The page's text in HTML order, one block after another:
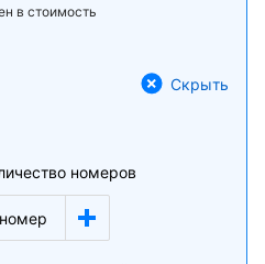
в стоимость
Скрыть
номеров
номер